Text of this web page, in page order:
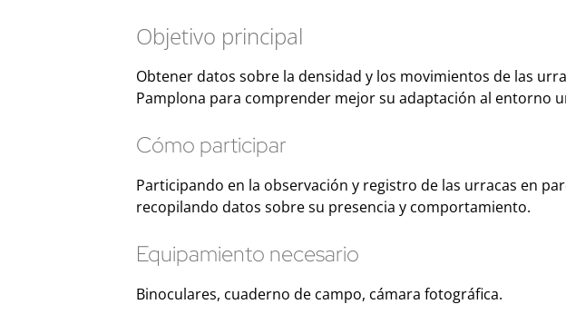
Objetivo principal
Obtener datos sobre la densidad y los movimientos de las
Pamplona para comprender mejor su adaptación al entorno
Cómo participar
Participando en la observación y registro de las urracas en
recopilando datos sobre su presencia y comportamiento.
Equipamiento necesario
Binoculares, cuaderno de campo, cámara fotográfica.